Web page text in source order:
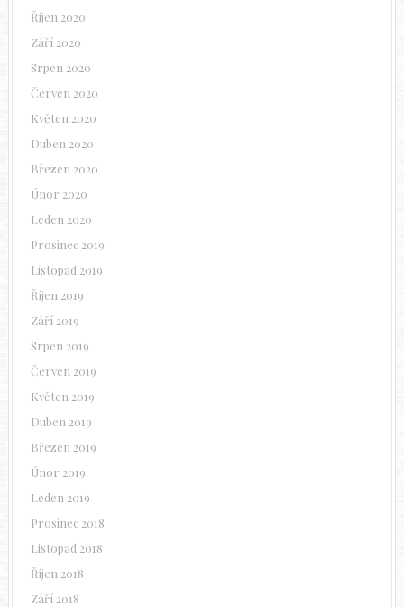
Říjen 2020
Září 2020
Srpen 2020
Červen 2020
Květen 2020
Duben 2020
Březen 2020
Únor 2020
Leden 2020
Prosinec 2019
Listopad 2019
Říjen 2019
Září 2019
Srpen 2019
Červen 2019
Květen 2019
Duben 2019
Březen 2019
Únor 2019
Leden 2019
Prosinec 2018
Listopad 2018
Říjen 2018
Září 2018